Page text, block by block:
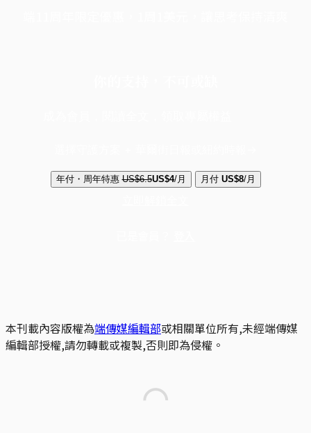
年付・周年特惠 US$6.5US$4/月 月付 US$8/月
本刊載內容版權為端傳媒編輯部或相關單位所有,未經端傳媒
編輯部授權,請勿轉載或複製,否則即為侵權。